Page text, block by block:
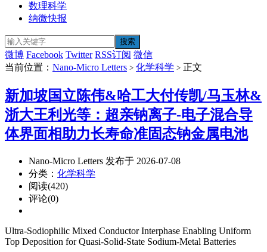
数理科学
纳微快报
微博 Facebook Twitter RSS订阅 微信
当前位置： Nano-Micro Letters > 化学科学 > 正文
新加坡国立陈伟&哈工大付传凯/马玉林&
浙大王利光等：超亲钠离子-电子混合导
体界面相助力长寿命准固态钠金属电池
Nano-Micro Letters 发布于 2026-07-08
分类： 化学科学
阅读(420)
评论(0)
Ultra-Sodiophilic Mixed Conductor Interphase Enabling Uniform
Top Deposition for Quasi-Solid-State Sodium-Metal Batteries